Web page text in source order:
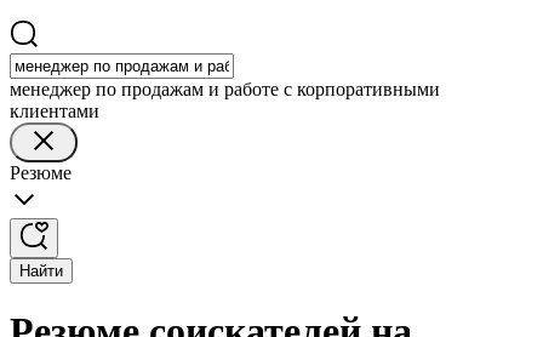
менеджер по продажам и работе с корпоративными
клиентами
Резюме
Найти